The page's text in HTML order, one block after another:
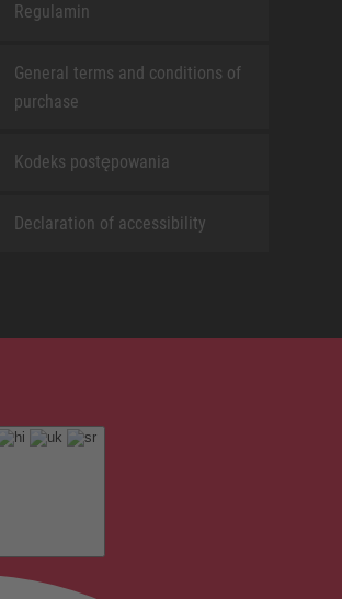
Regulamin
General terms and conditions of
purchase
Kodeks postępowania
Declaration of accessibility